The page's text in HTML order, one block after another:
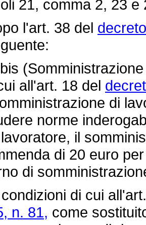
21, comma 2, 23
l'art. 38 del
(Somministrazione
all'art. 18 del
di
norme
il
di 20 euro
di
di cui
n. 81, come